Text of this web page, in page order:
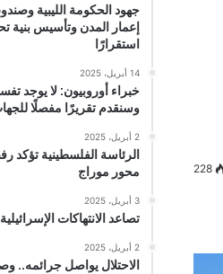
228
جهود الحكومة الليبية
إعمار المدن وتأسيس بنية
استقرارًا
14 أبريل، 2025
خبراء أوروبيون: لا يوجد
وسنقدم تقريرًا مفصلًا
2 أبريل، 2025
الرئاسة الفلسطينية تؤكد
محور موراج
3 أبريل، 2025
تصاعد الانتهاكات
2 أبريل، 2025